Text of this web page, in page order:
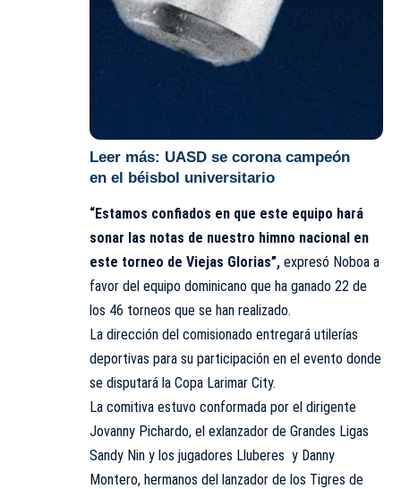
Leer más: UASD se corona campeón
en el béisbol universitario
“Estamos confiados en que este equipo hará
sonar las notas de nuestro himno nacional en
este torneo de Viejas Glorias”, expresó Noboa a
favor del equipo dominicano que ha ganado 22 de
los 46 torneos que se han realizado.
La dirección del comisionado entregará utilerías
deportivas para su participación en el evento donde
se disputará la Copa Larimar City.
La comitiva estuvo conformada por el dirigente
Jovanny Pichardo, el exlanzador de Grandes Ligas
Sandy Nin y los jugadores Lluberes y Danny
Montero, hermanos del lanzador de los Tigres de